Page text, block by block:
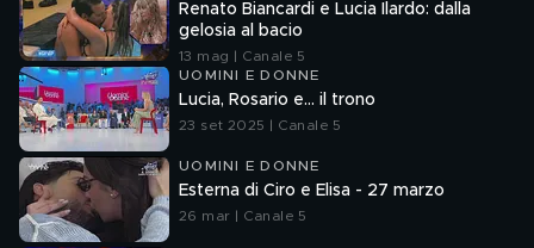
Renato Biancardi e Lucia Ilardo: dalla
gelosia al bacio
13 mag | Canale 5
UOMINI E DONNE
Lucia, Rosario e... il trono
23 set 2025 | Canale 5
UOMINI E DONNE
Esterna di Ciro e Elisa - 27 marzo
26 mar | Canale 5